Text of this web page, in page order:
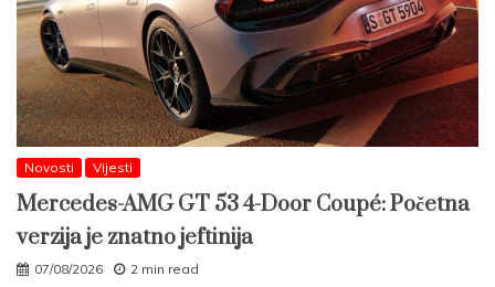
Novosti Vijesti
Mercedes-AMG GT 53 4-Door Coupé: Početna
verzija je znatno jeftinija
07/08/2026 2 min read